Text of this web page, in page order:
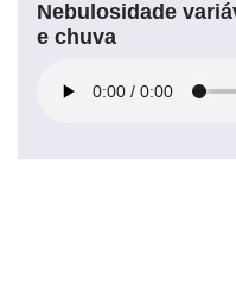
Nebulosidade
e chuva